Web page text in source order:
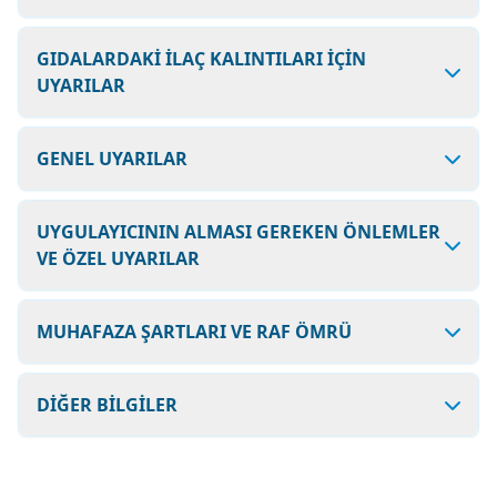
GIDALARDAKİ İLAÇ KALINTILARI İÇİN
UYARILAR
GENEL UYARILAR
UYGULAYICININ ALMASI GEREKEN ÖNLEMLER
VE ÖZEL UYARILAR
MUHAFAZA ŞARTLARI VE RAF ÖMRÜ
DİĞER BİLGİLER